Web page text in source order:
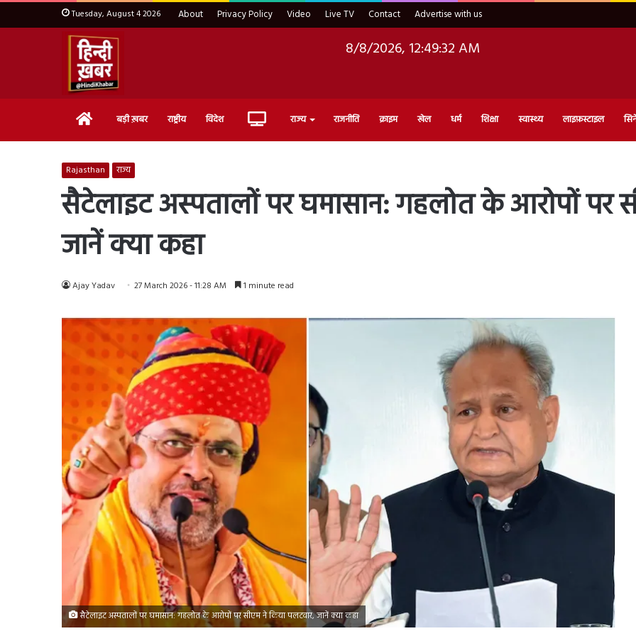
Tuesday, August 4 2026 About Privacy Policy Video Live TV Contact Advertise with us
8/8/2026, 12:49:34 AM
Home बड़ी ख़बर राष्ट्रीय विदेश Live राज्य राजनीति क्राइम खेल धर्म शिक्षा स्वास्थ्य लाइफ़स्टाइल
Rajasthan राज्य
सैटेलाइट अस्पतालों पर घमासान: गहलोत के आरोपों पर
जानें क्या कहा
Ajay Yadav 27 March 2026 - 11:28 AM 1 minute read
सैटेलाइट अस्पतालों पर घमासान: गहलोत के आरोपों पर सीएम ने किया पलटवार, जानें क्या कहा